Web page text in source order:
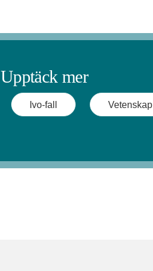
Upptäck mer
Ivo-fall Vetenskap